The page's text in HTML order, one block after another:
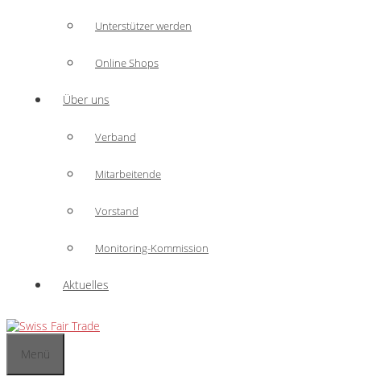
Unterstützer werden
Online Shops
Über uns
Verband
Mitarbeitende
Vorstand
Monitoring-Kommission
Aktuelles
Menü